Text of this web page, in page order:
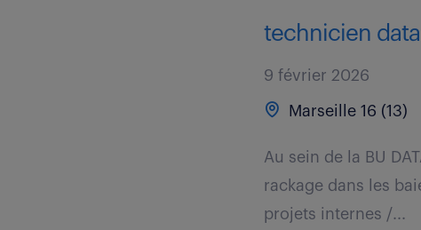
technicien
9 février 2026
Marseille 16 (13)
Au sein de la BU
rackage dans les
projets internes /...